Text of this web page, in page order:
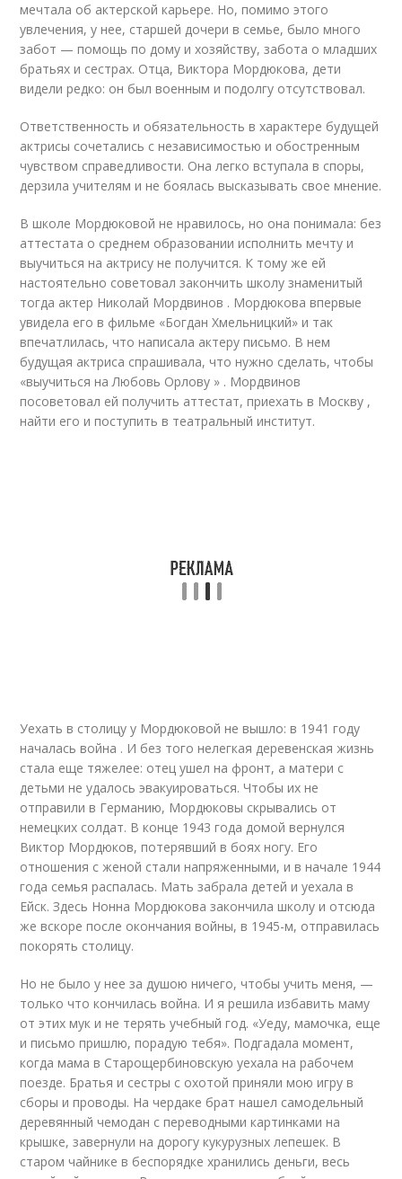
мечтала об актерской карьере. Но, помимо этого
увлечения, у нее, старшей дочери в семье, было много
забот — помощь по дому и хозяйству, забота о младших
братьях и сестрах. Отца, Виктора Мордюкова, дети
видели редко: он был военным и подолгу отсутствовал.
Ответственность и обязательность в характере будущей
актрисы сочетались с независимостью и обостренным
чувством справедливости. Она легко вступала в споры,
дерзила учителям и не боялась высказывать свое мнение.
В школе Мордюковой не нравилось, но она понимала: без
аттестата о среднем образовании исполнить мечту и
выучиться на актрису не получится. К тому же ей
настоятельно советовал закончить школу знаменитый
тогда актер Николай Мордвинов . Мордюкова впервые
увидела его в фильме «Богдан Хмельницкий» и так
впечатлилась, что написала актеру письмо. В нем
будущая актриса спрашивала, что нужно сделать, чтобы
«выучиться на Любовь Орлову » . Мордвинов
посоветовал ей получить аттестат, приехать в Москву ,
найти его и поступить в театральный институт.
Уехать в столицу у Мордюковой не вышло: в 1941 году
началась война . И без того нелегкая деревенская жизнь
стала еще тяжелее: отец ушел на фронт, а матери с
детьми не удалось эвакуироваться. Чтобы их не
отправили в Германию, Мордюковы скрывались от
немецких солдат. В конце 1943 года домой вернулся
Виктор Мордюков, потерявший в боях ногу. Его
отношения с женой стали напряженными, и в начале 1944
года семья распалась. Мать забрала детей и уехала в
Ейск. Здесь Нонна Мордюкова закончила школу и отсюда
же вскоре после окончания войны, в 1945-м, отправилась
покорять столицу.
Но не было у нее за душою ничего, чтобы учить меня, —
только что кончилась война. И я решила избавить маму
от этих мук и не терять учебный год. «Уеду, мамочка, еще
и письмо пришлю, порадую тебя». Подгадала момент,
когда мама в Старощербиновскую уехала на рабочем
поезде. Братья и сестры с охотой приняли мою игру в
сборы и проводы. На чердаке брат нашел самодельный
деревянный чемодан с переводными картинками на
крышке, завернули на дорогу кукурузных лепешек. В
старом чайнике в беспорядке хранились деньги, весь